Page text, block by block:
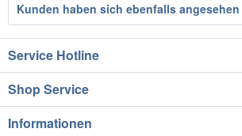
Kunden haben sich ebenfalls angesehen
Service Hotline
Shop Service
Informationen